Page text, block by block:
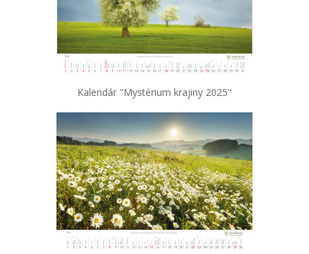
Kalendár "Mystérium krajiny 2025"